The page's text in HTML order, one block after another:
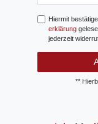
Hiermit
erklärung
jederzeit
**